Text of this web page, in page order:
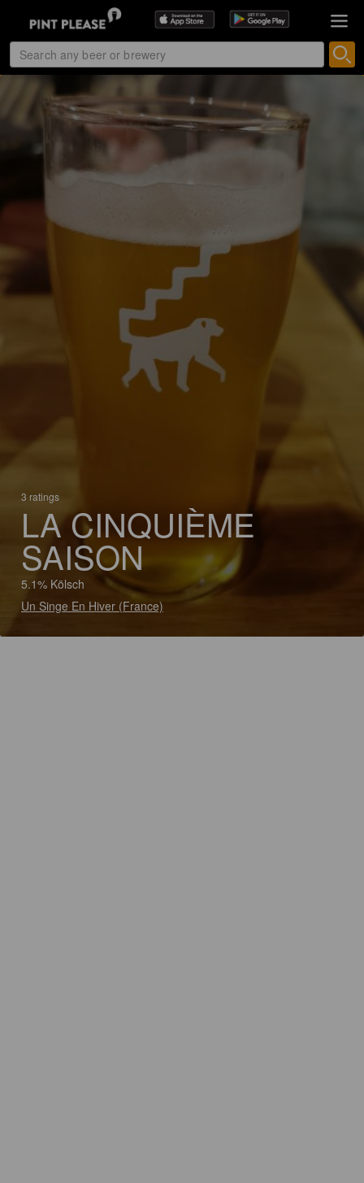
3 ratings
LA CINQUIÈME
SAISON
5.1% Kölsch
Un Singe En Hiver (France)